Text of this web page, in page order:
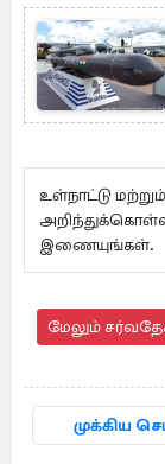
உள்நாட்டு
இணையுங்கள்.
மேலும்
முக்கிய